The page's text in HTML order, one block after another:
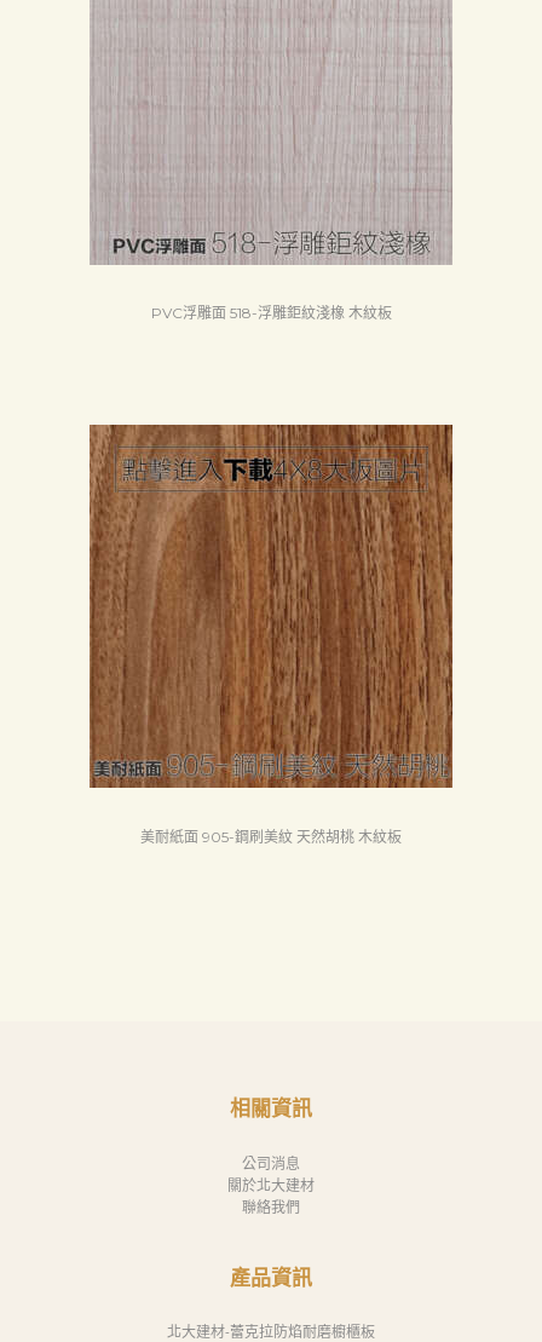
PVC浮雕面 518-浮雕鉅紋淺橡 木紋板
美耐紙面 905-鋼刷美紋 天然胡桃 木紋板
相關資訊
公司消息
關於北大建材
聯絡我們
產品資訊
北大建材-蕾克拉防焰耐磨櫥櫃板